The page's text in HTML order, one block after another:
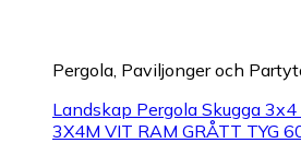
Pergola, Paviljonger och
Landskap Pergola Skugga 3x4
3X4M VIT RAM GRÅTT TYG